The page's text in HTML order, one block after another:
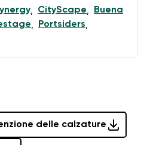
, CityScape,
Buena
, Portsiders,
delle calzature
e alla loro pubblicazione.
dei dati personali inseriti ai
e alla loro pubblicazione.